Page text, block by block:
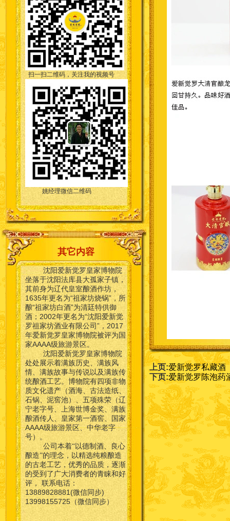
扫一扫二维码，关注我的视频号
姚经理微信二维码
其它内容
沈阳爱新觉罗皇家博物院
坐落于沈阳法库县大孤家子镇，
其前身为辽代皇室酿酒作坊，
1635年更名为“祖家坊烧锅”，所
酿“祖家坊白酒”为清廷特供御
酒；2002年更名为“沈阳爱新觉
罗祖家坊酒业有限公司”，2017
年爱新觉罗皇家博物院被评为国
家AAAA级旅游景区。
沈阳爱新觉罗皇家博物院
处处展示着满族历史、满族风
情、满族故事与传说以及满族传
统酿酒工艺。博物院有四项非物
质文化遗产（酒海、古法造纸、
石锅、泥窖池）、五项殊荣（辽
宁老字号、上海世博金奖、满族
酿酒传人、皇家第一酒窖、国家
AAAA级旅游景区、中华老字
号）。
公司本着“以德制酒、良心
酿造”的理念，以精选纯粮酿造
的古老工艺，优秀的品质，逐渐
的受到了广大消费者的青睐和好
评， 联系电话：
13889828881(微信同步)
13998155725（微信同步）
上页:爱新觉罗私藏酒
下页:爱新觉罗陈泡药